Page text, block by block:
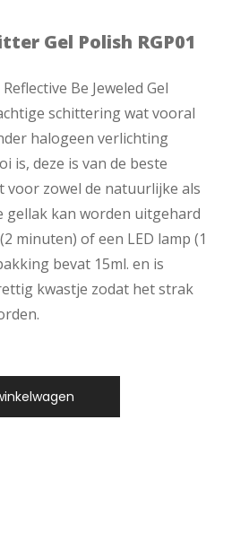
Gel Polish RGP01
Be Jeweled Gel
schittering wat vooral
halogeen verlichting
is, deze is van de beste
voor zowel de natuurlijke als
gellak kan worden uitgehard
minuten) of een LED lamp (1
bevat 15ml. en is
kwastje zodat het strak